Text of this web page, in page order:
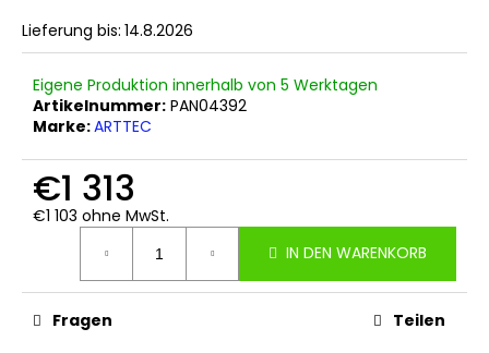
Lieferung bis: 14.8.2026
Eigene Produktion innerhalb von 5 Werktagen
Artikelnummer: PAN04392
Marke:ARTTEC
€1 313
€1 103 ohne MwSt.
Verkaufspreis:
IN DEN WARENKORB
Fragen Teilen
e
h
e
n